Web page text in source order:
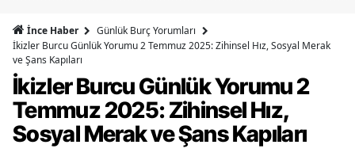
İnce Haber
Günlük Burç Yorumları
İkizler Burcu Günlük Yorumu 2 Temmuz 2025: Zihinsel Hız, Sosyal Merak
ve Şans Kapıları
İkizler Burcu Günlük Yorumu 2
Temmuz 2025: Zihinsel Hız,
Sosyal Merak ve Şans Kapıları